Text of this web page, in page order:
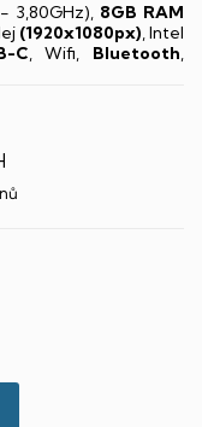
3,80GHz), 8GB RAM
(1920x1080px), Intel
C, Wifi, Bluetooth,